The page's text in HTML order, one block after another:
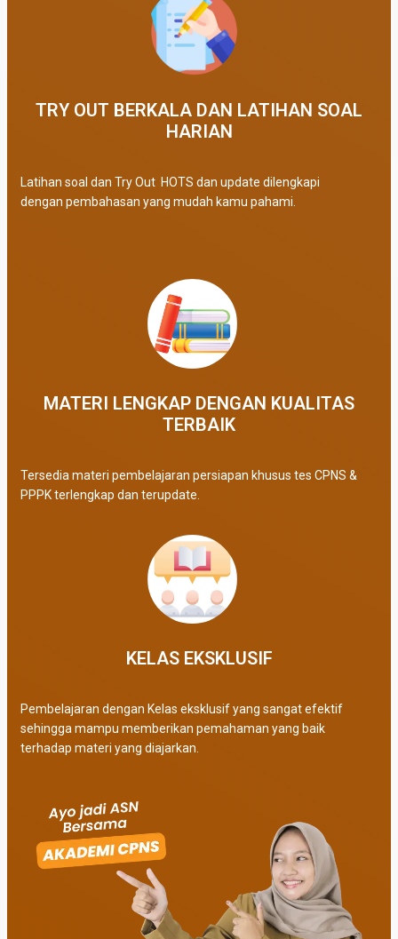
TRY OUT BERKALA DAN LATIHAN SOAL
HARIAN
Latihan soal dan Try Out HOTS dan update dilengkapi
dengan pembahasan yang mudah kamu pahami.
MATERI LENGKAP DENGAN KUALITAS
TERBAIK​
Tersedia materi pembelajaran persiapan khusus tes CPNS &
PPPK terlengkap dan terupdate.
KELAS EKSKLUSIF​
Pembelajaran dengan Kelas eksklusif yang sangat efektif
sehingga mampu memberikan pemahaman yang baik
terhadap materi yang diajarkan.